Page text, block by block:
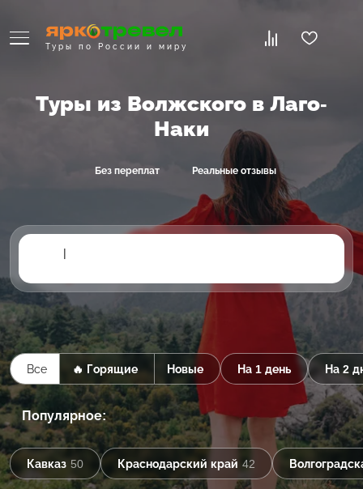
Туры по России и миру
Туры из Волжского в Лаго-
Наки
Без переплат Реальные отзывы
|
Все 🔥 Горящие Новые На 1 день На 2
Популярное:
Кавказ 50 Краснодарский край 42